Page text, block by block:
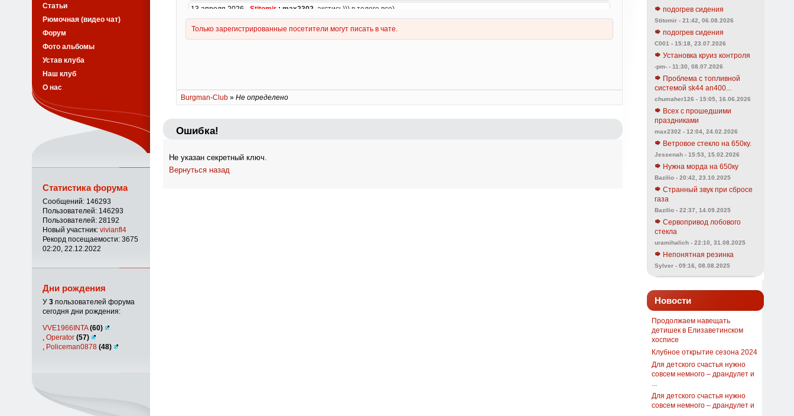
Burgman-Club» Не определено
Ошибка!
Не указан секретный ключ.
Вернуться назад
подогрев сидения
Stitomir - 21:42, 06.08.2026
подогрев сидения
C001 - 15:18, 23.07.2026
Установка круиз контроля
-pm- - 11:30, 08.07.2026
Проблема с топливной
системой sk44 an400...
chumaher126 - 15:05, 16.06.2026
Всех с прошедшими
праздниками
max2302 - 12:04, 24.02.2026
Ветровое стекло на 650ку.
Jessenah - 15:53, 15.02.2026
Нужна морда на 650ку
Bazilio - 20:42, 23.10.2025
Странный звук при сбросе
газа
Bazilio - 22:37, 14.09.2025
Сервопривод лобового
стекла
uramihalich - 22:10, 31.08.2025
Непонятная резинка
Sylver - 09:16, 08.08.2025
Новости
Продолжаем навещать
детишек в Елизаветинском
хосписе
Клубное открытие сезона 2024
Для детского счастья нужно
совсем немного – драндулет и
Для детского счастья нужно
совсем немного – драндулет и
Статьи
Рюмочная (видео чат)
Форум
Фото альбомы
Устав клуба
Наш клуб
О нас
Статистика форума
Сообщений: 146293
Пользователей: 146293
Пользователей: 28192
Новый участник: vivianfl4
Рекорд посещаемости: 3675
02:20, 22.12.2022
Дни рождения
У 3пользователей форума
сегодня дни рождения:
VVE1966INTA(60)
Operator (57)
Policeman0878 (48)